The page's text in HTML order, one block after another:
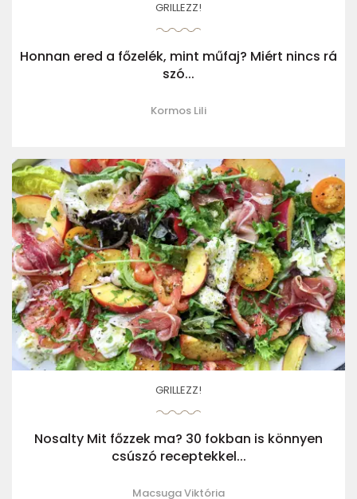
GRILLEZZ!
Honnan ered a főzelék, mint műfaj? Miért nincs rá
szó...
Kormos Lili
GRILLEZZ!
Nosalty Mit főzzek ma? 30 fokban is könnyen
csúszó receptekkel...
Macsuga Viktória